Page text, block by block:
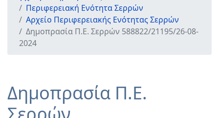
Περιφερειακή Ενότητα Σερρών
Αρχείο Περιφερειακής Ενότητας Σερρών
Δημοπρασία Π.Ε. Σερρών 588822/21195/26-08-
2024
Δημοπρασία Π.Ε.